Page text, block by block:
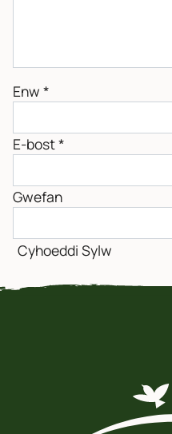
Enw *
E-bost*
Gwefan